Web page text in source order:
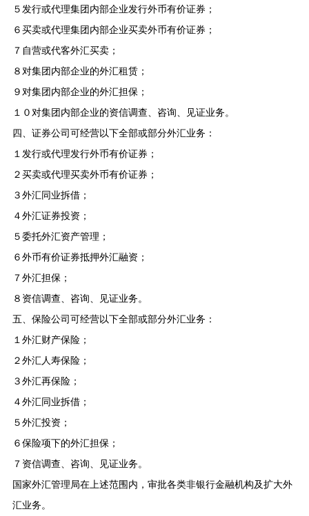
５ 发行或代理集团内部企业发行外币有价证券；
６ 买卖或代理集团内部企业买卖外币有价证券；
７ 自营或代客外汇买卖；
８ 对集团内部企业的外汇租赁；
９ 对集团内部企业的外汇担保；
１０ 对集团内部企业的资信调查、咨询、见证业务。
四、证券公司可经营以下全部或部分外汇业务：
１ 发行或代理发行外币有价证券；
２ 买卖或代理买卖外币有价证券；
３ 外汇同业拆借；
４ 外汇证券投资；
５ 委托外汇资产管理；
６ 外币有价证券抵押外汇融资；
７ 外汇担保；
８ 资信调查、咨询、见证业务。
五、保险公司可经营以下全部或部分外汇业务：
１ 外汇财产保险；
２ 外汇人寿保险；
３ 外汇再保险；
４ 外汇同业拆借；
５ 外汇投资；
６ 保险项下的外汇担保；
７ 资信调查、咨询、见证业务。
国家外汇管理局在上述范围内，审批各类非银行金融机构及扩大外
汇业务。